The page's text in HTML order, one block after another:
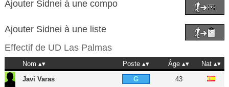
Ajouter Sidnei à une compo
Ajouter Sidnei à une liste
Effectif de UD Las Palmas
Nom Poste Âge
Nat
Javi Varas
G 43